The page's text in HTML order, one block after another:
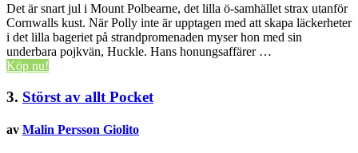
Det är snart jul i Mount Polbearne, det lilla ö-samhället strax utanför
Cornwalls kust. När Polly inte är upptagen med att skapa läckerheter
i det lilla bageriet på strandpromenaden myser hon med sin
underbara pojkvän, Huckle. Hans honungsaffärer …
Köp nu!
3. Störst av allt Pocket
av Malin Persson Giolito